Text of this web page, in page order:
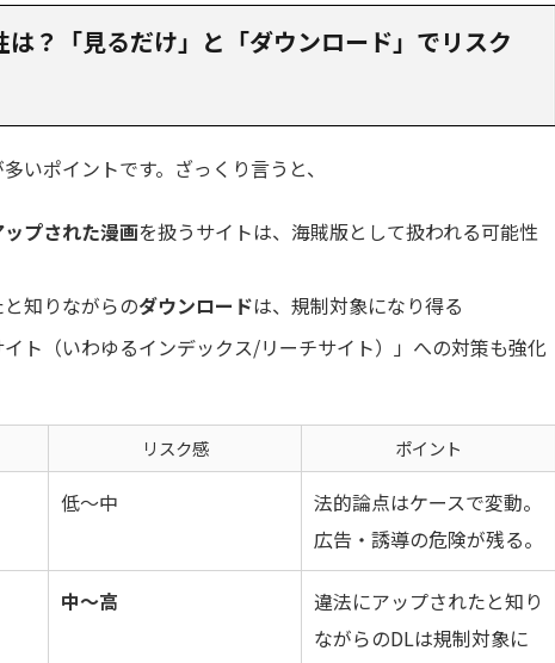
？「見るだけ」と「ダウンロード」でリスク
いポイントです。ざっくり言うと、
プされた漫画を扱うサイトは、海賊版として扱われる可能性
知りながらのダウンロードは、規制対象になり得る
イト（いわゆるインデックス/リーチサイト）」への対策も強化
リスク感 ポイント
低〜中
法的論点はケースで変動。
広告・誘導の危険が残る。
中〜高
違法にアップされたと知り
ながらのDLは規制対象に